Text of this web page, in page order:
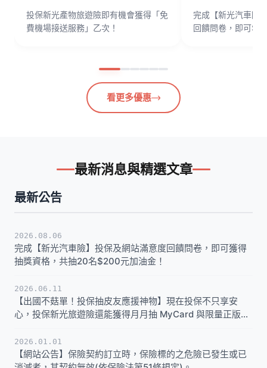
投保新光產物旅遊險即有機會獲得「免
費機場接送服務」乙次！
完成【新光汽車險
回饋問卷，即可
看更多優惠
最新消息與精選文章
最新公告
2026.08.06
完成【新光汽車險】投保及網站滿意度回饋問卷，即可獲得
抽獎資格，共抽20名$200元加油金！
2026.06.11
【出國不菇單！投保抽皮友應援神物】現在投保不只享安
心，投保新光旅遊險還能獲得月月抽 MyCard 與限量正版實
2026.01.01
【網站公告】保險契約訂立時，保險標的之危險已發生或已